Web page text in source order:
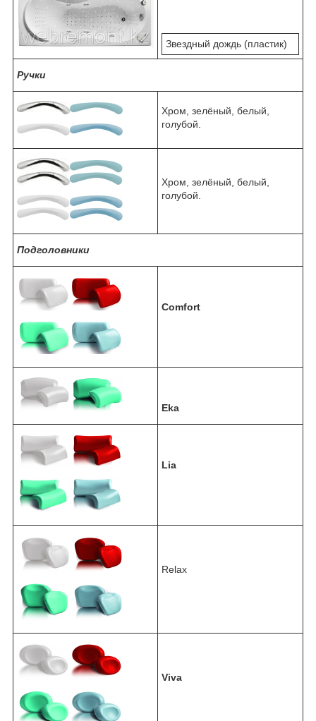
Звездный дождь (пластик)
Ручки
Хром, зелёный, белый,
голубой.
Хром, зелёный, белый,
голубой.
Подголовники
Comfort
Eka
Lia
Relax
Viva